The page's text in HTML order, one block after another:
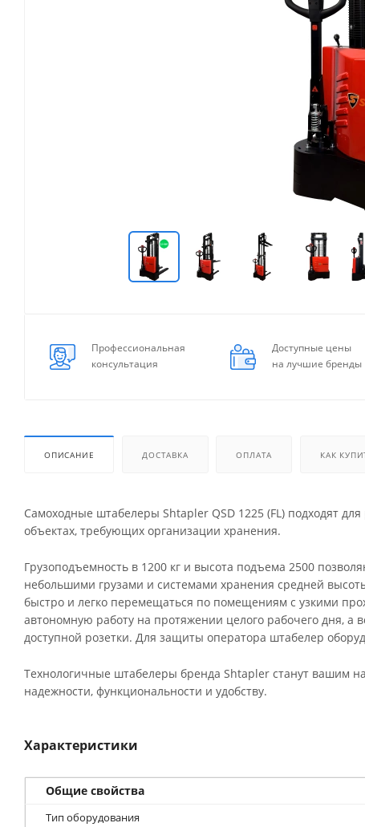
Профессиональная
консультация
Доступные цены
на лучшие бренды
ОПИСАНИЕ ДОСТАВКА ОПЛАТА КАК
Самоходные штабелеры Shtapler QSD 1225 (FL) подходят
объектах, требующих организации хранения.
Грузоподъемность в 1200 кг и высота подъема 2500
небольшими грузами и системами хранения средней
быстро и легко перемещаться по помещениям с узкими
автономную работу на протяжении целого рабочего дня, а
доступной розетки. Для защиты оператора штабелер
Технологичные штабелеры бренда Shtapler станут вашим
надежности, функциональности и удобству.
Характеристики
Общие свойства
Тип оборудования